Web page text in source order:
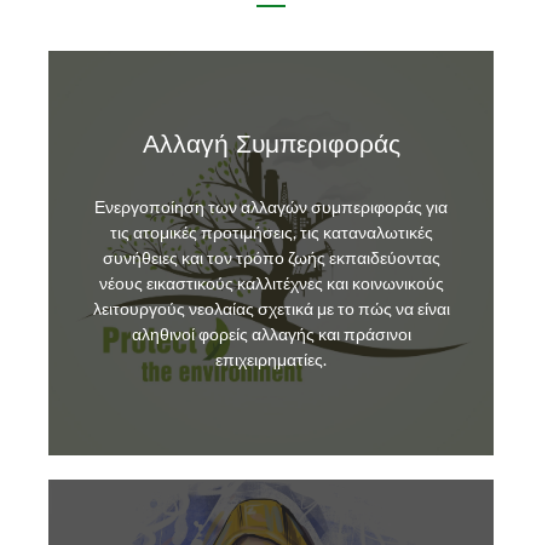
Αλλαγή Συμπεριφοράς
Ενεργοποίηση των αλλαγών συμπεριφοράς για
τις ατομικές προτιμήσεις, τις καταναλωτικές
συνήθειες και τον τρόπο ζωής εκπαιδεύοντας
νέους εικαστικούς καλλιτέχνες και κοινωνικούς
λειτουργούς νεολαίας σχετικά με το πώς να είναι
αληθινοί φορείς αλλαγής και πράσινοι
επιχειρηματίες.